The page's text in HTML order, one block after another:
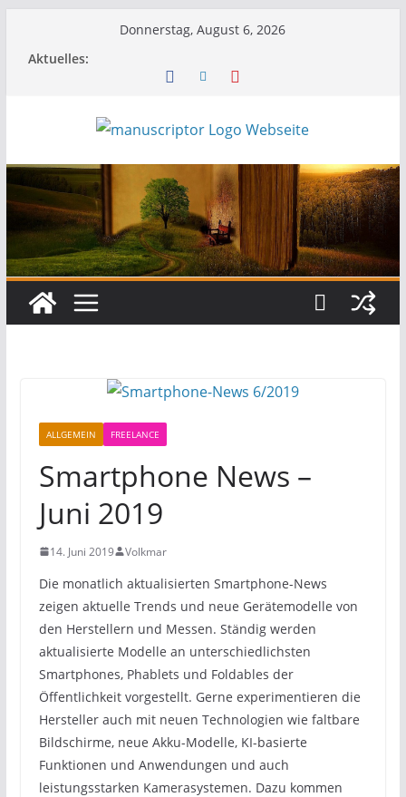
Donnerstag, August 6, 2026
Aktuelles:
ALLGEMEIN FREELANCE
Smartphone News –
Juni 2019
14. Juni 2019 Volkmar
Die monatlich aktualisierten Smartphone-News
zeigen aktuelle Trends und neue Gerätemodelle von
den Herstellern und Messen. Ständig werden
aktualisierte Modelle an unterschiedlichsten
Smartphones, Phablets und Foldables der
Öffentlichkeit vorgestellt. Gerne experimentieren die
Hersteller auch mit neuen Technologien wie faltbare
Bildschirme, neue Akku-Modelle, KI-basierte
Funktionen und Anwendungen und auch
leistungsstarken Kamerasystemen. Dazu kommen